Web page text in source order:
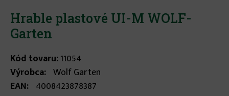
Hrable plastové UI-M WOLF-
Garten
Kód tovaru:11054
Výrobca: Wolf Garten
EAN: 4008423878387